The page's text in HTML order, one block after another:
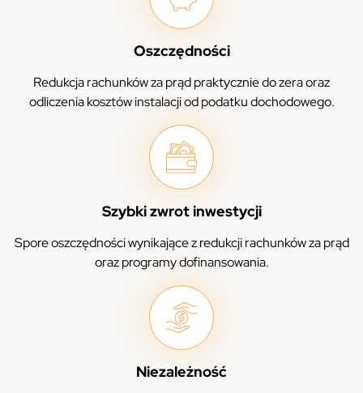
Oszczędności
Redukcja rachunków za prąd praktycznie do zera oraz
odliczenia kosztów instalacji od podatku dochodowego.
Szybki zwrot inwestycji
Spore oszczędności wynikające z redukcji rachunków za prąd
oraz programy dofinansowania.
Niezależność